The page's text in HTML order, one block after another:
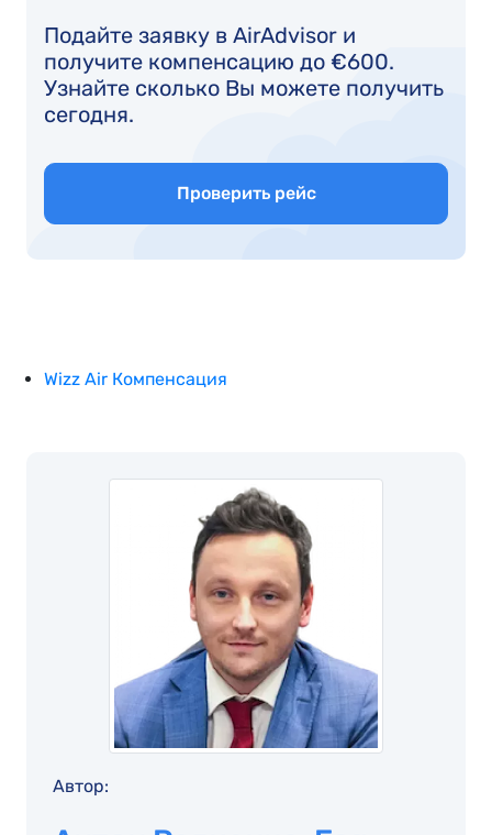
Подайте заявку в AirAdvisor и
получите компенсацию до €600.
Узнайте сколько Вы можете получить
сегодня.
Проверить рейс
Wizz Air Компенсация
Автор: